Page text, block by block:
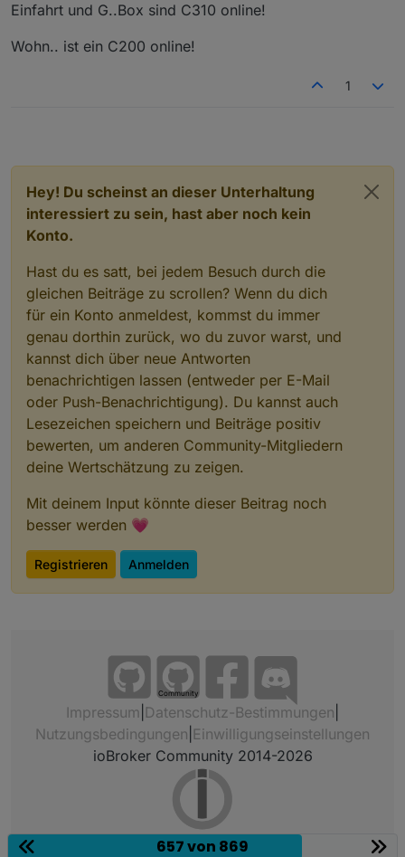
Einfahrt und G..Box sind C310 online!
Wohn.. ist ein C200 online!
1
Hey! Du scheinst an dieser Unterhaltung
interessiert zu sein, hast aber noch kein
Konto.
Hast du es satt, bei jedem Besuch durch die
gleichen Beiträge zu scrollen? Wenn du dich
für ein Konto anmeldest, kommst du immer
genau dorthin zurück, wo du zuvor warst, und
kannst dich über neue Antworten
benachrichtigen lassen (entweder per E-Mail
oder Push-Benachrichtigung). Du kannst auch
Lesezeichen speichern und Beiträge positiv
bewerten, um anderen Community-Mitgliedern
deine Wertschätzung zu zeigen.
Mit deinem Input könnte dieser Beitrag noch
besser werden 💗
Registrieren Anmelden
Community
Impressum Datenschutz-Bestimmungen
Nutzungsbedingungen Einwilligungseinstellungen
ioBroker Community 2014-2026
657 von 869